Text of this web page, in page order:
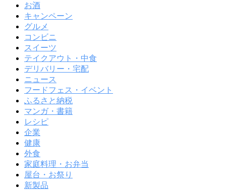
お酒
キャンペーン
グルメ
コンビニ
スイーツ
テイクアウト・中食
デリバリー・宅配
ニュース
フードフェス・イベント
ふるさと納税
マンガ・書籍
レシピ
企業
健康
外食
家庭料理・お弁当
屋台・お祭り
新製品